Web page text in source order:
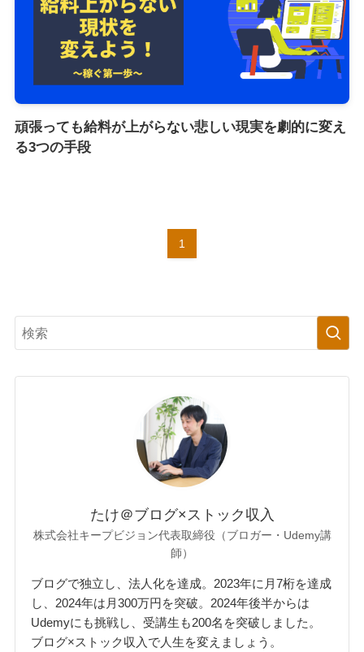
頑張っても給料が上がらない悲しい現実を劇的に変え
る3つの手段
1
たけ＠ブログ×ストック収入
株式会社キープビジョン代表取締役（ブロガー・Udemy講
師）
ブログで独立し、法人化を達成。2023年に月7桁を達成
し、2024年は月300万円を突破。2024年後半からは
Udemyにも挑戦し、受講生も200名を突破しました。
ブログ×ストック収入で人生を変えましょう。